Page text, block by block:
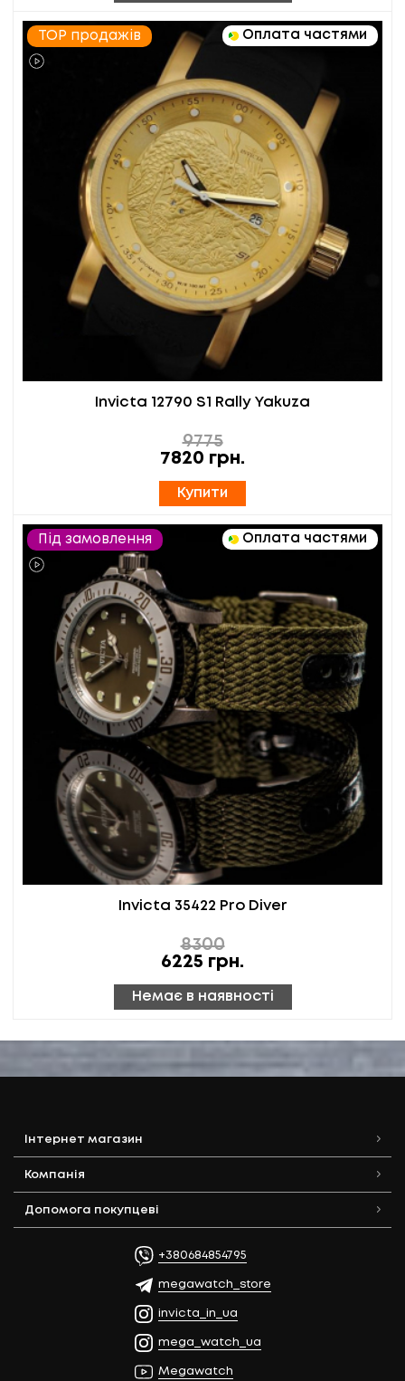
TOP продажів Оплата частями
Invicta 12790 S1 Rally Yakuza
9775
7820 грн.
Купити
Під замовлення Оплата частями
Invicta 35422 Pro Diver
8300
6225 грн.
Немає в наявності
Інтернет магазин
Компанія
Допомога покупцеві
+380684854795
megawatch_store
invicta_in_ua
mega_watch_ua
Megawatch